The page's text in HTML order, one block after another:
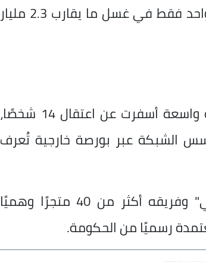
وأظهرت التحقيقات أن الشبكة نجحت خلال عام واحد فقط في غسل ما يقارب 2.3 مليار
في أبريل الماضي، نفذت السلطات عملية أمنية واسعة أسفرت عن اعتقال 14 شخصًا،
الشبكة عبر بورصة خارجية تُعرف
ولإضفاء طابع قانوني على نشاطه، افتتح "شي" وفريقه أكثر من 40 متجرًا وهميًا
رسميًا من الحكومة.